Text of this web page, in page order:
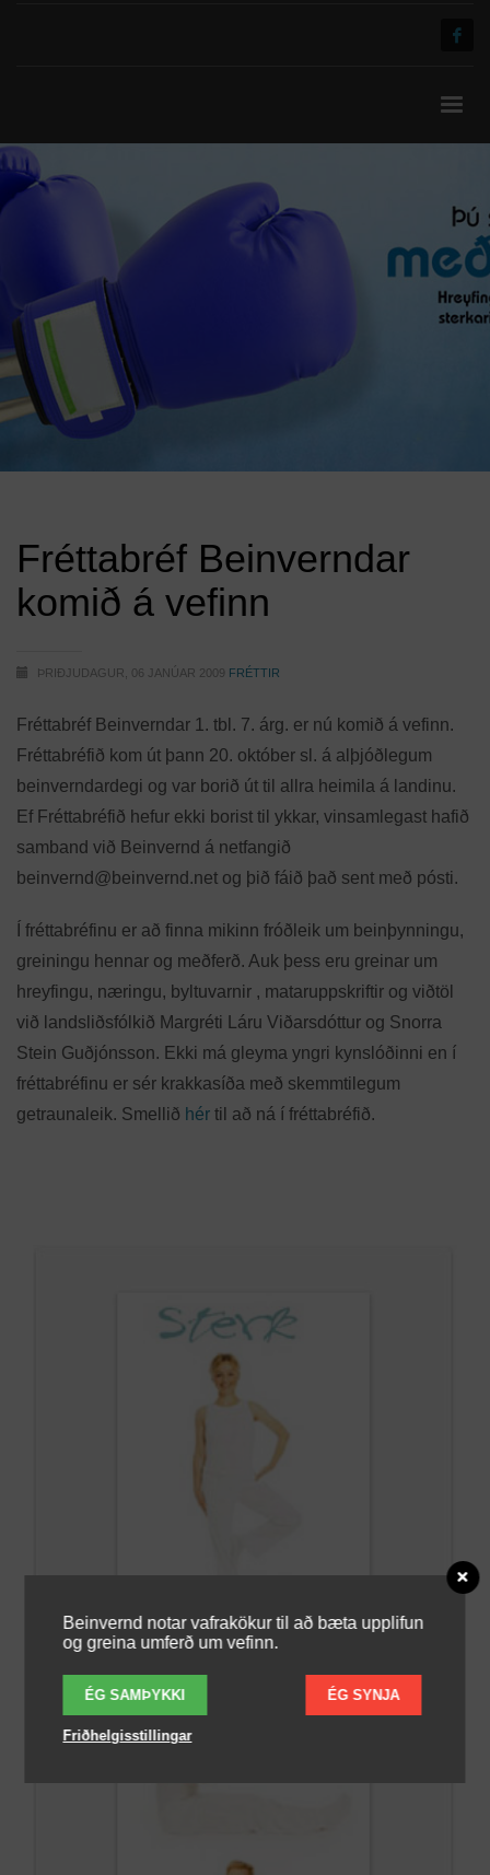
Fréttabréf Beinverndar
komið á vefinn
ÞRIÐJUDAGUR, 06 JANÚAR 2009 FRÉTTIR
Fréttabréf Beinverndar 1. tbl. 7. árg. er nú komið á vefinn.
Fréttabréfið kom út þann 20. október sl. á alþjóðlegum
beinverndardegi og var borið út til allra heimila á landinu.
Ef Fréttabréfið hefur ekki borist til ykkar, vinsamlegast hafið
samband við Beinvernd á netfangið
beinvernd@beinvernd.net og þið fáið það sent með pósti.
Í fréttabréfinu er að finna mikinn fróðleik um beinþynningu,
greiningu hennar og meðferð. Auk þess eru greinar um
hreyfingu, næringu, byltuvarnir , mataruppskriftir og viðtöl
við landsliðsfólkið Margréti Láru Viðarsdóttur og Snorra
Stein Guðjónsson. Ekki má gleyma yngri kynslóðinni en í
fréttabréfinu er sér krakkasíða með skemmtilegum
getraunaleik. Smellið hér til að ná í fréttabréfið.
Beinvernd notar vafrakökur til að bæta upplifun
og greina umferð um vefinn.
ÉG SAMÞYKKI ÉG SYNJA
Friðhelgisstillingar